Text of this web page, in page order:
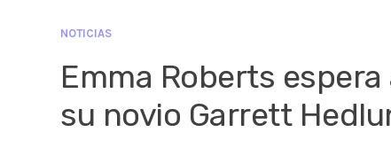
NOTICIAS
Emma Roberts
su novio Garrett